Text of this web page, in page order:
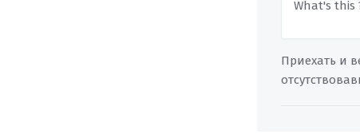
What's this
Приехать и